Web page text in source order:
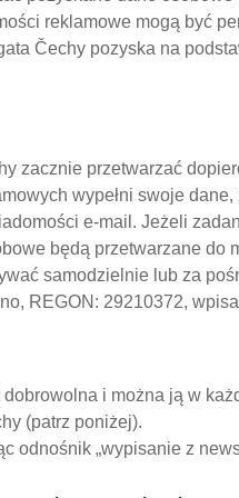
reklamowe mogą być
Čechy pozyska na
zacznie przetwarzać
wypełni swoje
e-mail. Jeżeli
będą przetwarzane do
samodzielnie lub za
REGON: 29210372,
i można ją w
(patrz poniżej).
odnośnik „wypisanie z